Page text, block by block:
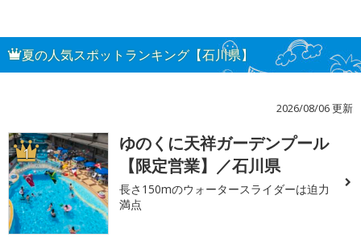
夏の人気スポットランキング【石川県】
2026/08/06 更新
1
ゆのくに天祥ガーデンプール
【限定営業】／石川県
長さ150mのウォータースライダーは迫力
満点